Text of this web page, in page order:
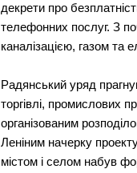
декрети про
телефонних послуг. З
каналізацією, газом та
Радянський уряд
торгівлі, промислових
організованим
Леніним начерку
містом і селом набув